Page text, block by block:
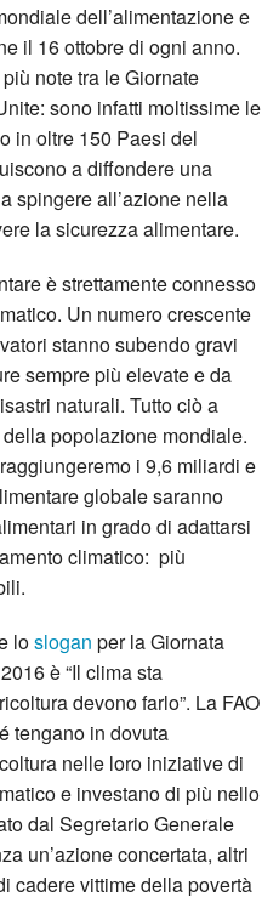
dell’alimentazione e
il 16 ottobre di ogni anno.
note tra le Giornate
sono infatti moltissime le
in oltre 150 Paesi del
a diffondere una
spingere all’azione nella
la sicurezza alimentare.
è strettamente connesso
Un numero crescente
stanno subendo gravi
sempre più elevate e da
naturali. Tutto ciò a
popolazione mondiale.
i 9,6 miliardi e
globale saranno
in grado di adattarsi
climatico: più
loslogan per la Giornata
è “Il clima sta
devono farlo”. La FAO
tengano in dovuta
nelle loro iniziative di
e investano di più nello
dal Segretario Generale
un’azione concertata, altri
cadere vittime della povertà